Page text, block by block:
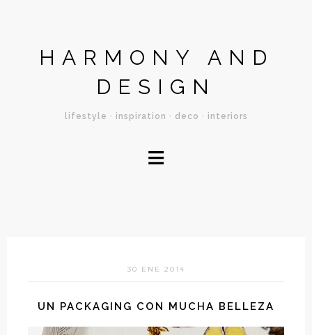
HARMONY AND
DESIGN
lifestyle · inspiration · deco · interiors
≡
30 ENE 2014
UN PACKAGING CON MUCHA BELLEZA